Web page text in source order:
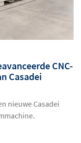
CNC-
Casadei
nieuwe Casadei